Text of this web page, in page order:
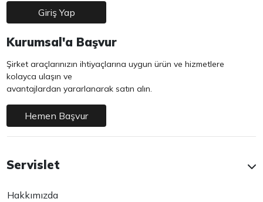
Giriş Yap
Kurumsal'a Başvur
Şirket araçlarınızın ihtiyaçlarına uygun ürün ve hizmetlere
kolayca ulaşın ve
avantajlardan yararlanarak satın alın.
Hemen Başvur
Servislet
Hakkımızda